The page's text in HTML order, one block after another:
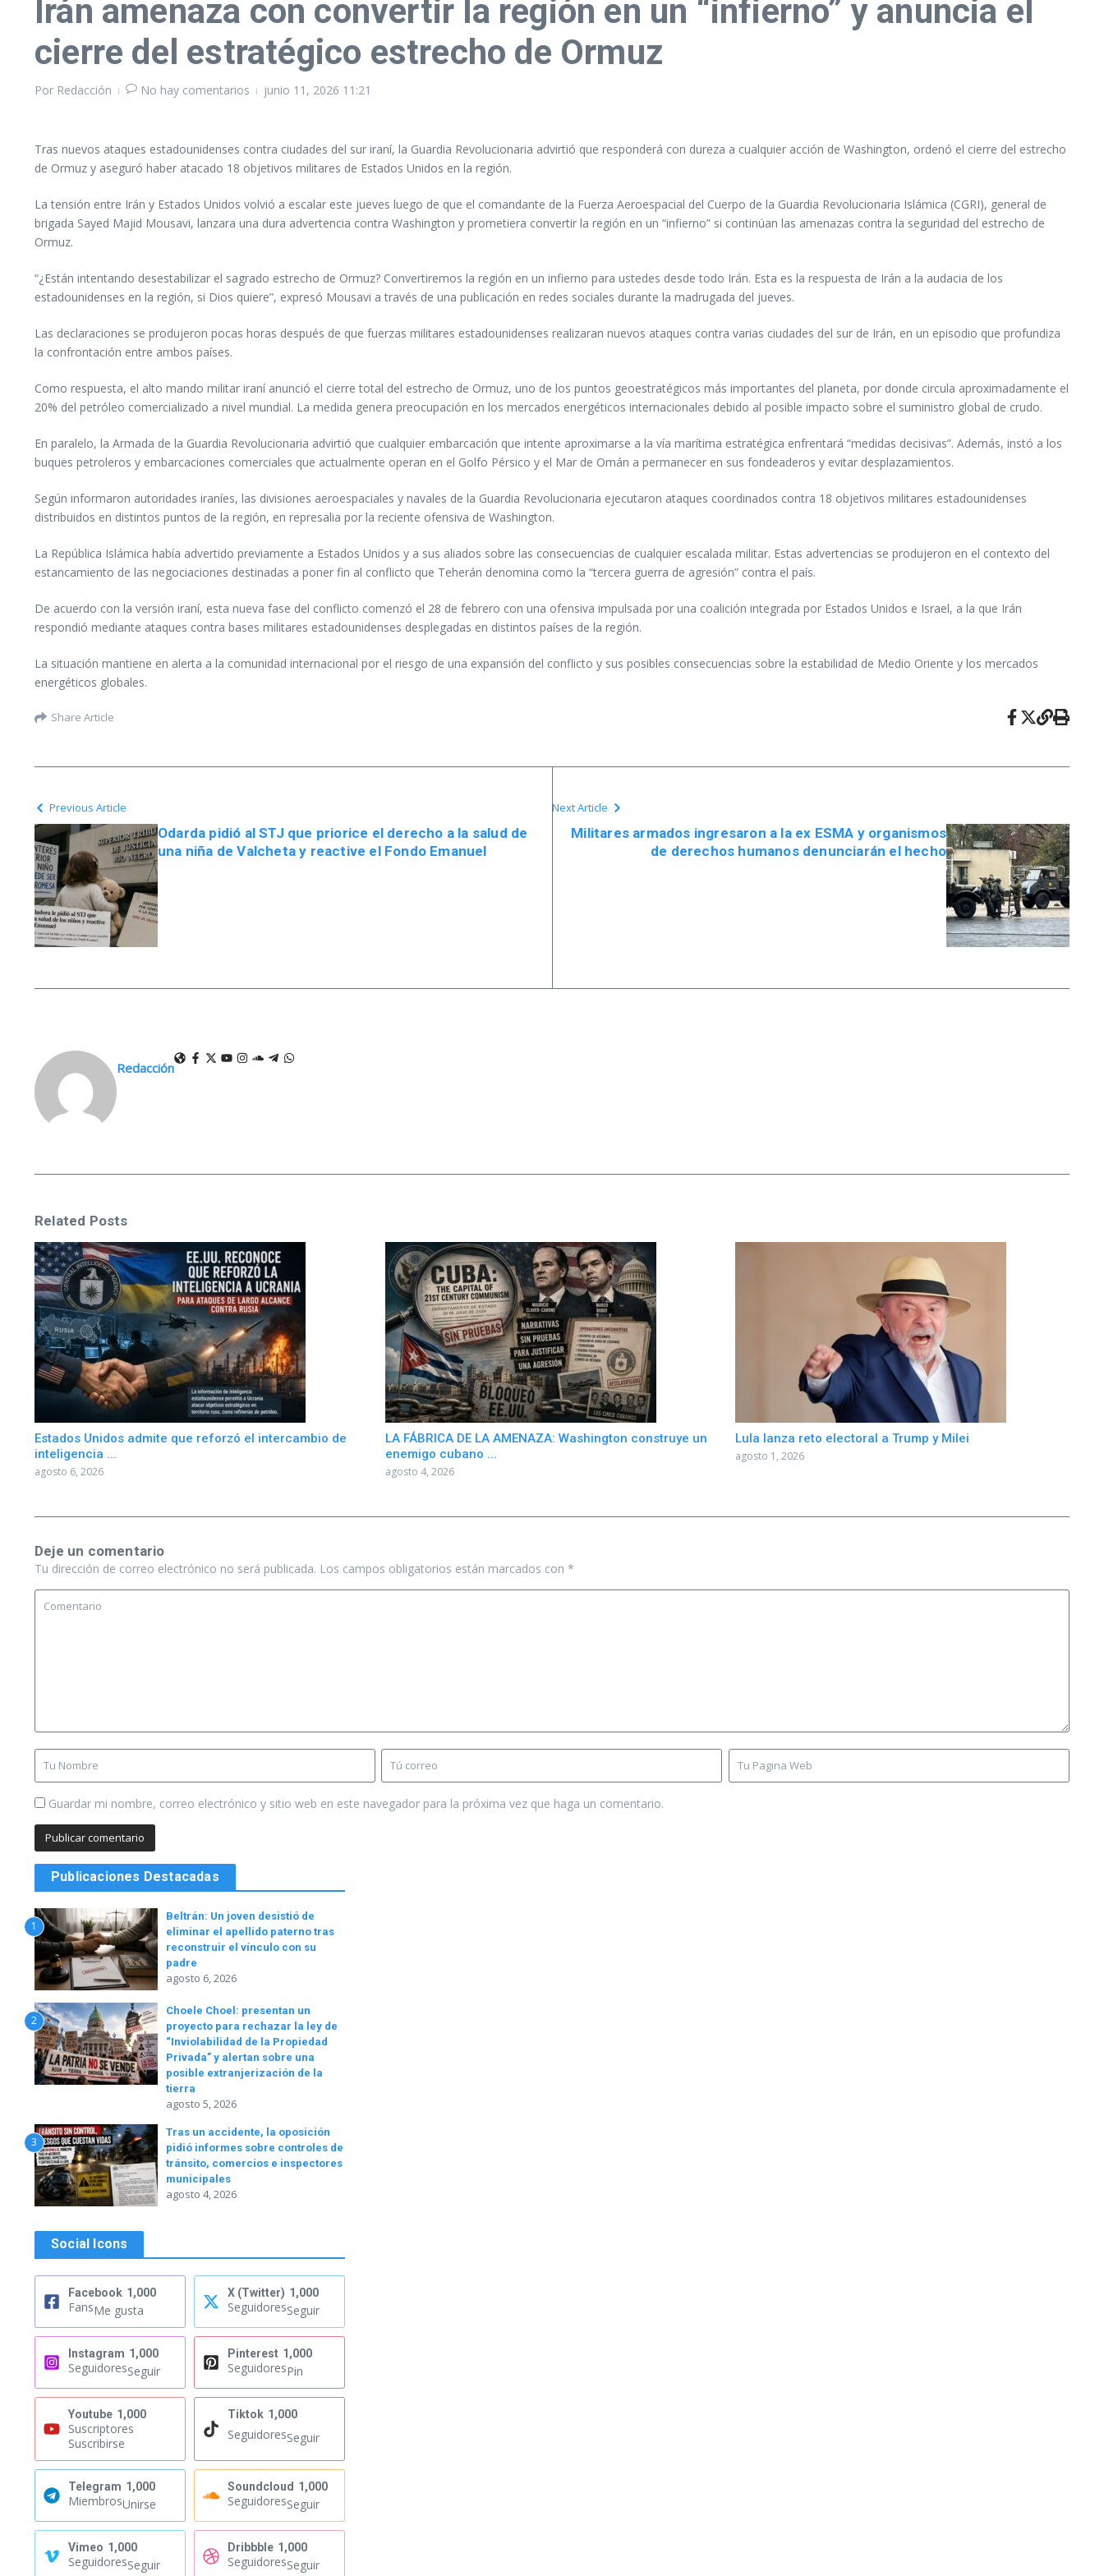
Irán amenaza con convertir la región en un “infierno” y anuncia el
cierre del estratégico estrecho de Ormuz
Por Redacción No hay comentarios junio 11, 2026 11:21
Tras nuevos ataques estadounidenses contra ciudades del sur iraní, la Guardia Revolucionaria advirtió que responderá con dureza a cualquier acción de Washington, ordenó el cierre del estrecho
de Ormuz y aseguró haber atacado 18 objetivos militares de Estados Unidos en la región.
La tensión entre Irán y Estados Unidos volvió a escalar este jueves luego de que el comandante de la Fuerza Aeroespacial del Cuerpo de la Guardia Revolucionaria Islámica (CGRI), general de
brigada Sayed Majid Mousavi, lanzara una dura advertencia contra Washington y prometiera convertir la región en un “infierno” si continúan las amenazas contra la seguridad del estrecho de
Ormuz.
“¿Están intentando desestabilizar el sagrado estrecho de Ormuz? Convertiremos la región en un infierno para ustedes desde todo Irán. Esta es la respuesta de Irán a la audacia de los
estadounidenses en la región, si Dios quiere”, expresó Mousavi a través de una publicación en redes sociales durante la madrugada del jueves.
Las declaraciones se produjeron pocas horas después de que fuerzas militares estadounidenses realizaran nuevos ataques contra varias ciudades del sur de Irán, en un episodio que profundiza
la confrontación entre ambos países.
Como respuesta, el alto mando militar iraní anunció el cierre total del estrecho de Ormuz, uno de los puntos geoestratégicos más importantes del planeta, por donde circula aproximadamente el
20% del petróleo comercializado a nivel mundial. La medida genera preocupación en los mercados energéticos internacionales debido al posible impacto sobre el suministro global de crudo.
En paralelo, la Armada de la Guardia Revolucionaria advirtió que cualquier embarcación que intente aproximarse a la vía marítima estratégica enfrentará “medidas decisivas”. Además, instó a los
buques petroleros y embarcaciones comerciales que actualmente operan en el Golfo Pérsico y el Mar de Omán a permanecer en sus fondeaderos y evitar desplazamientos.
Según informaron autoridades iraníes, las divisiones aeroespaciales y navales de la Guardia Revolucionaria ejecutaron ataques coordinados contra 18 objetivos militares estadounidenses
distribuidos en distintos puntos de la región, en represalia por la reciente ofensiva de Washington.
La República Islámica había advertido previamente a Estados Unidos y a sus aliados sobre las consecuencias de cualquier escalada militar. Estas advertencias se produjeron en el contexto del
estancamiento de las negociaciones destinadas a poner fin al conflicto que Teherán denomina como la “tercera guerra de agresión” contra el país.
De acuerdo con la versión iraní, esta nueva fase del conflicto comenzó el 28 de febrero con una ofensiva impulsada por una coalición integrada por Estados Unidos e Israel, a la que Irán
respondió mediante ataques contra bases militares estadounidenses desplegadas en distintos países de la región.
La situación mantiene en alerta a la comunidad internacional por el riesgo de una expansión del conflicto y sus posibles consecuencias sobre la estabilidad de Medio Oriente y los mercados
energéticos globales.
Share Article
Previous Article
Odarda pidió al STJ que priorice el derecho a la salud de
una niña de Valcheta y reactive el Fondo Emanuel
Next Article
Militares armados ingresaron a la ex ESMA y organismos
de derechos humanos denunciarán el hecho
Redacción
Related Posts
Estados Unidos admite que reforzó el intercambio de
inteligencia ...
agosto 6, 2026
LA FÁBRICA DE LA AMENAZA: Washington construye un
enemigo cubano ...
agosto 4, 2026
Lula lanza reto electoral a Trump y Milei
agosto 1, 2026
Deje un comentario
Tu dirección de correo electrónico no será publicada. Los campos obligatorios están marcados con *
Guardar mi nombre, correo electrónico y sitio web en este navegador para la próxima vez que haga un comentario.
Publicaciones Destacadas
1
Beltrán: Un joven desistió de
eliminar el apellido paterno tras
reconstruir el vínculo con su
padre
agosto 6, 2026
2
Choele Choel: presentan un
proyecto para rechazar la ley de
“Inviolabilidad de la Propiedad
Privada” y alertan sobre una
posible extranjerización de la
tierra
agosto 5, 2026
3
Tras un accidente, la oposición
pidió informes sobre controles de
tránsito, comercios e inspectores
municipales
agosto 4, 2026
Social Icons
Facebook 1,000
FansMe gusta
X (Twitter) 1,000
SeguidoresSeguir
Instagram 1,000
SeguidoresSeguir
Pinterest 1,000
SeguidoresPin
Youtube 1,000
Suscriptores
Suscribirse
Tiktok 1,000
SeguidoresSeguir
Telegram 1,000
MiembrosUnirse
Soundcloud 1,000
SeguidoresSeguir
Vimeo 1,000
SeguidoresSeguir
Dribbble 1,000
SeguidoresSeguir